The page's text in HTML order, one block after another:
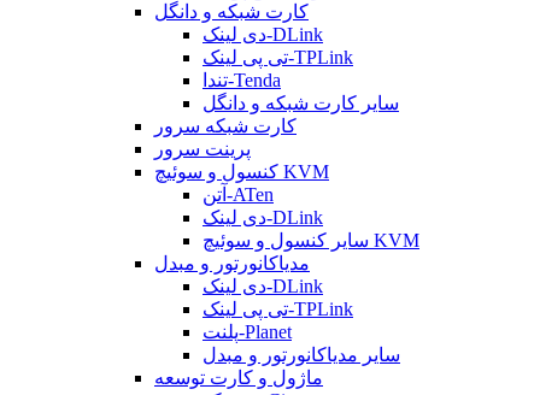
کارت شبکه و دانگل
دی لینک-DLink
تی پی لینک-TPLink
تندا-Tenda
سایر کارت شبکه و دانگل
کارت شبکه سرور
پرینت سرور
کنسول و سوئیچ KVM
آتن-ATen
دی لینک-DLink
سایر کنسول و سوئیچ KVM
مدیاکانورتور و مبدل
دی لینک-DLink
تی پی لینک-TPLink
پلنت-Planet
سایر مدیاکانورتور و مبدل
ماژول و کارت توسعه